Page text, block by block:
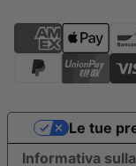
Informativa
Le tue